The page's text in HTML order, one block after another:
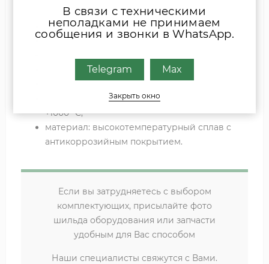
артикул: 34482170;
производитель: Kromschroder;
резьба: M14×1,25;
длина рабочей части: 35 мм (L35);
температурный диапазон эксплуатации: до
+1000 °C;
материал: высокотемпературный сплав с
антикоррозийным покрытием.
Если вы затрудняетесь с выбором
комплектующих, присылайте фото
шильда оборудования или запчасти
удобным для Вас способом
Наши специалисты свяжутся с Вами.
В связи с техническими
неполадками не принимаем
сообщения и звонки в WhatsApp.
Telegram Max
Закрыть окно